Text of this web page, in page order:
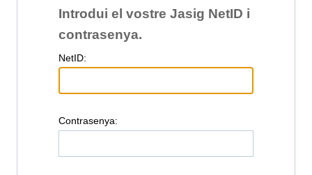
Introdui el vostre Jasig NetID i
contrasenya.
NetID:
Contrasenya: